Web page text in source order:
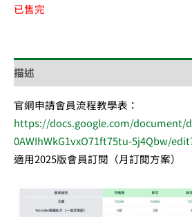
已售完
描述
官網申請會員流程教學表：
https://docs.google.com/document/d/
0AWIhWkG1vxO71ft75tu-5j4Qbw/
適用2025版會員訂閱（月訂閱方案）